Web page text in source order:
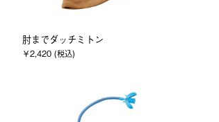
肘までダッチミトン
￥2,420 (税込)